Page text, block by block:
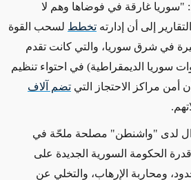
"سوريا غارقة في فوضاها وهم لا
إلى أن إدارته تخطط لسحب القوة
في شرق سوريا، والتي كانت تقدم
سوريا الديمقراطية) في احتواء تنظيم
أمن مراكز الاحتجاز التي تضم آلاف
لدى "واشنطن" مصلحة ملحّة في
الحكومة السورية الجديدة على
ومحاربة الإرهاب، والتخلي عن